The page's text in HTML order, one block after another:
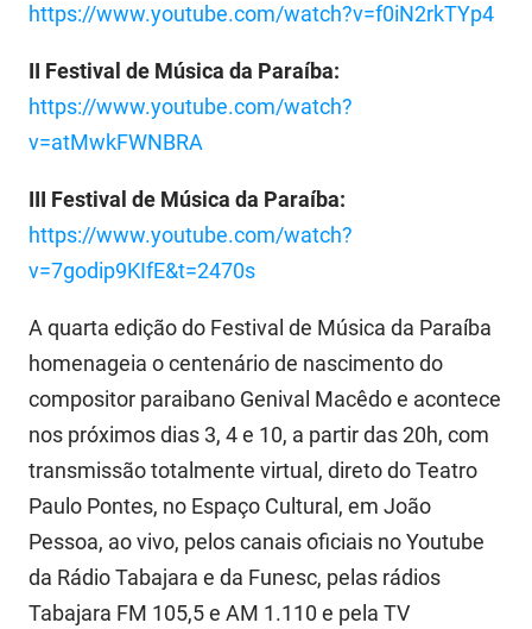
https://www.youtube.com/watch?v=f0iN2rkTYp4
II Festival de Música da Paraíba:
https://www.youtube.com/watch?
v=atMwkFWNBRA
III Festival de Música da Paraíba:
https://www.youtube.com/watch?
v=7godip9KIfE&t=2470s
A quarta edição do Festival de Música da Paraíba
homenageia o centenário de nascimento do
compositor paraibano Genival Macêdo e acontece
nos próximos dias 3, 4 e 10, a partir das 20h, com
transmissão totalmente virtual, direto do Teatro
Paulo Pontes, no Espaço Cultural, em João
Pessoa, ao vivo, pelos canais oficiais no Youtube
da Rádio Tabajara e da Funesc, pelas rádios
Tabajara FM 105,5 e AM 1.110 e pela TV